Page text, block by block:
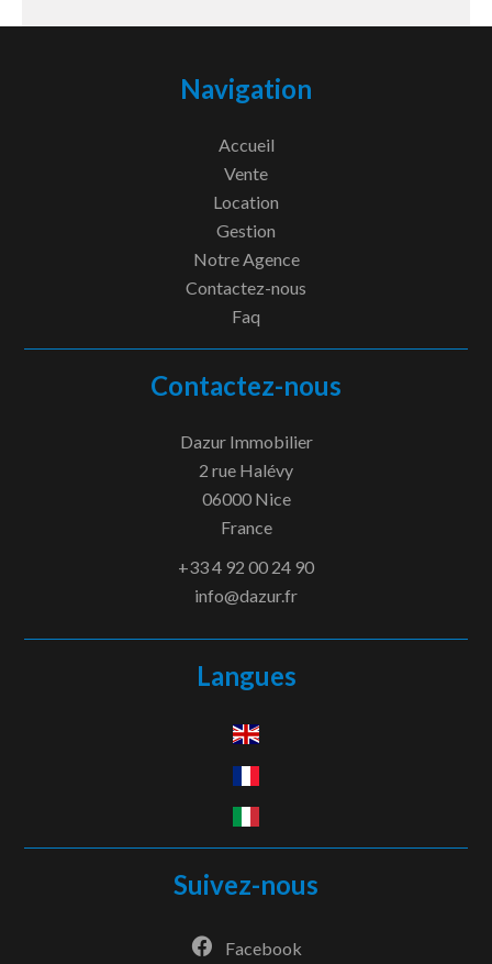
Navigation
Accueil
Vente
Location
Gestion
Notre Agence
Contactez-nous
Faq
Contactez-nous
Dazur Immobilier
2 rue Halévy
06000Nice
France
+33 4 92 00 24 90
info@dazur.fr
Langues
Suivez-nous
Facebook